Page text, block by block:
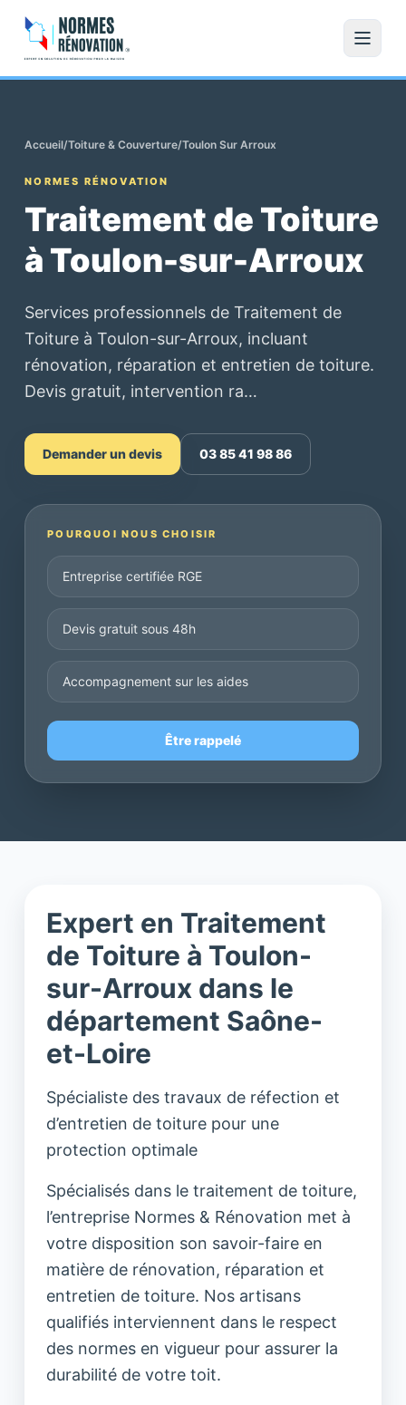
Accueil/Toiture & Couverture/Toulon Sur Arroux
NORMES RÉNOVATION
Traitement de Toiture
à Toulon-sur-Arroux
Services professionnels de Traitement de
Toiture à Toulon-sur-Arroux, incluant
rénovation, réparation et entretien de toiture.
Devis gratuit, intervention ra…
Demander un devis 03 85 41 98 86
POURQUOI NOUS CHOISIR
Entreprise certifiée RGE
Devis gratuit sous 48h
Accompagnement sur les aides
Être rappelé
Expert en Traitement
de Toiture à Toulon-
sur-Arroux dans le
département Saône-
et-Loire
Spécialiste des travaux de réfection et
d’entretien de toiture pour une
protection optimale
Spécialisés dans le traitement de toiture,
l’entreprise Normes & Rénovation met à
votre disposition son savoir-faire en
matière de rénovation, réparation et
entretien de toiture. Nos artisans
qualifiés interviennent dans le respect
des normes en vigueur pour assurer la
durabilité de votre toit.